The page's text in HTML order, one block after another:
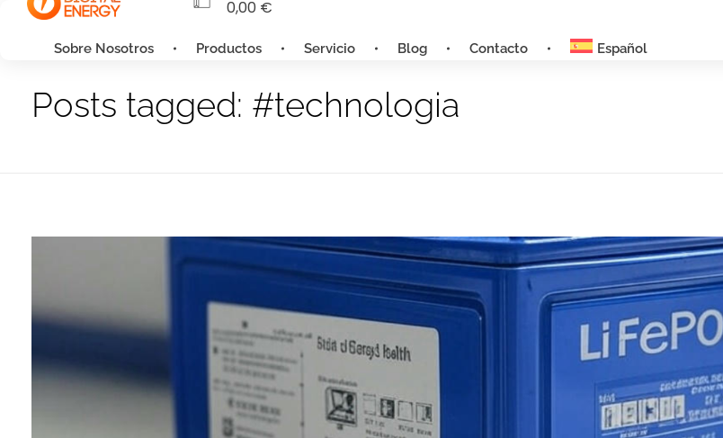
0,00 €
Sobre Nosotros Productos Servicio Blog Contacto Español
Home #technologia
Posts tagged: #technologia